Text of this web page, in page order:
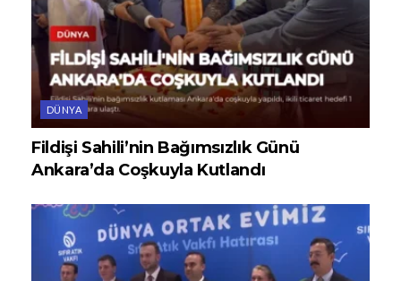
DÜNYA
Fildişi Sahili’nin Bağımsızlık Günü
Ankara’da Coşkuyla Kutlandı